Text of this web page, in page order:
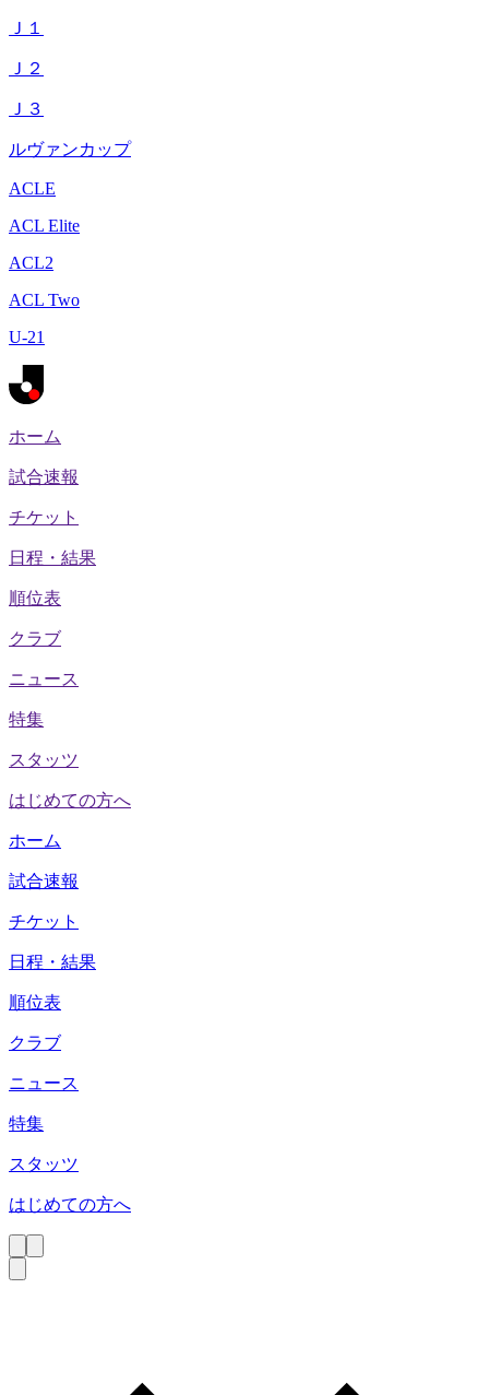
Ｊ１
Ｊ２
Ｊ３
ルヴァンカップ
ACLE
ACL Elite
ACL2
ACL Two
U-21
ホーム
試合速報
チケット
日程・結果
順位表
クラブ
ニュース
特集
スタッツ
はじめての方へ
ホーム
試合速報
チケット
日程・結果
順位表
クラブ
ニュース
特集
スタッツ
はじめての方へ